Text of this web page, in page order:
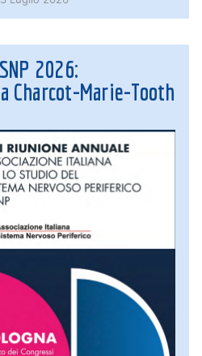
2026:
Charcot-Marie-Tooth